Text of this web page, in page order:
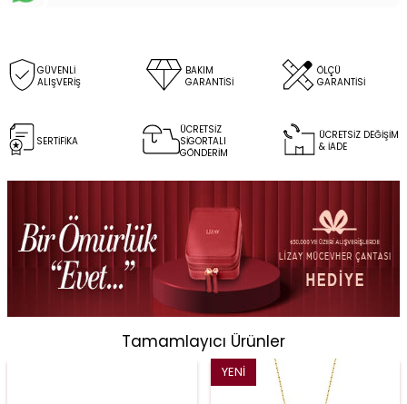
GÜVENLİ
ALIŞVERİŞ
BAKIM
GARANTİSİ
ÖLÇÜ
GARANTİSİ
SERTİFİKA
ÜCRETSİZ
SİGORTALI
GÖNDERİM
ÜCRETSİZ DEĞİŞİM
& İADE
Tamamlayıcı Ürünler
YENI